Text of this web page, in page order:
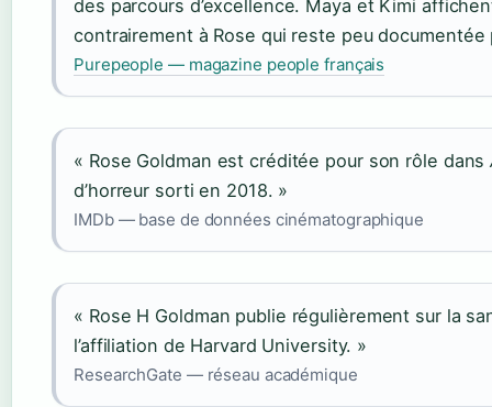
des parcours d’excellence. Maya et Kimi
contrairement à Rose qui reste peu documentée
Purepeople — magazine people français
« Rose Goldman est créditée pour son rôle dans
d’horreur sorti en 2018. »
IMDb — base de données cinématographique
« Rose H Goldman publie régulièrement sur la
l’affiliation de Harvard University. »
ResearchGate — réseau académique